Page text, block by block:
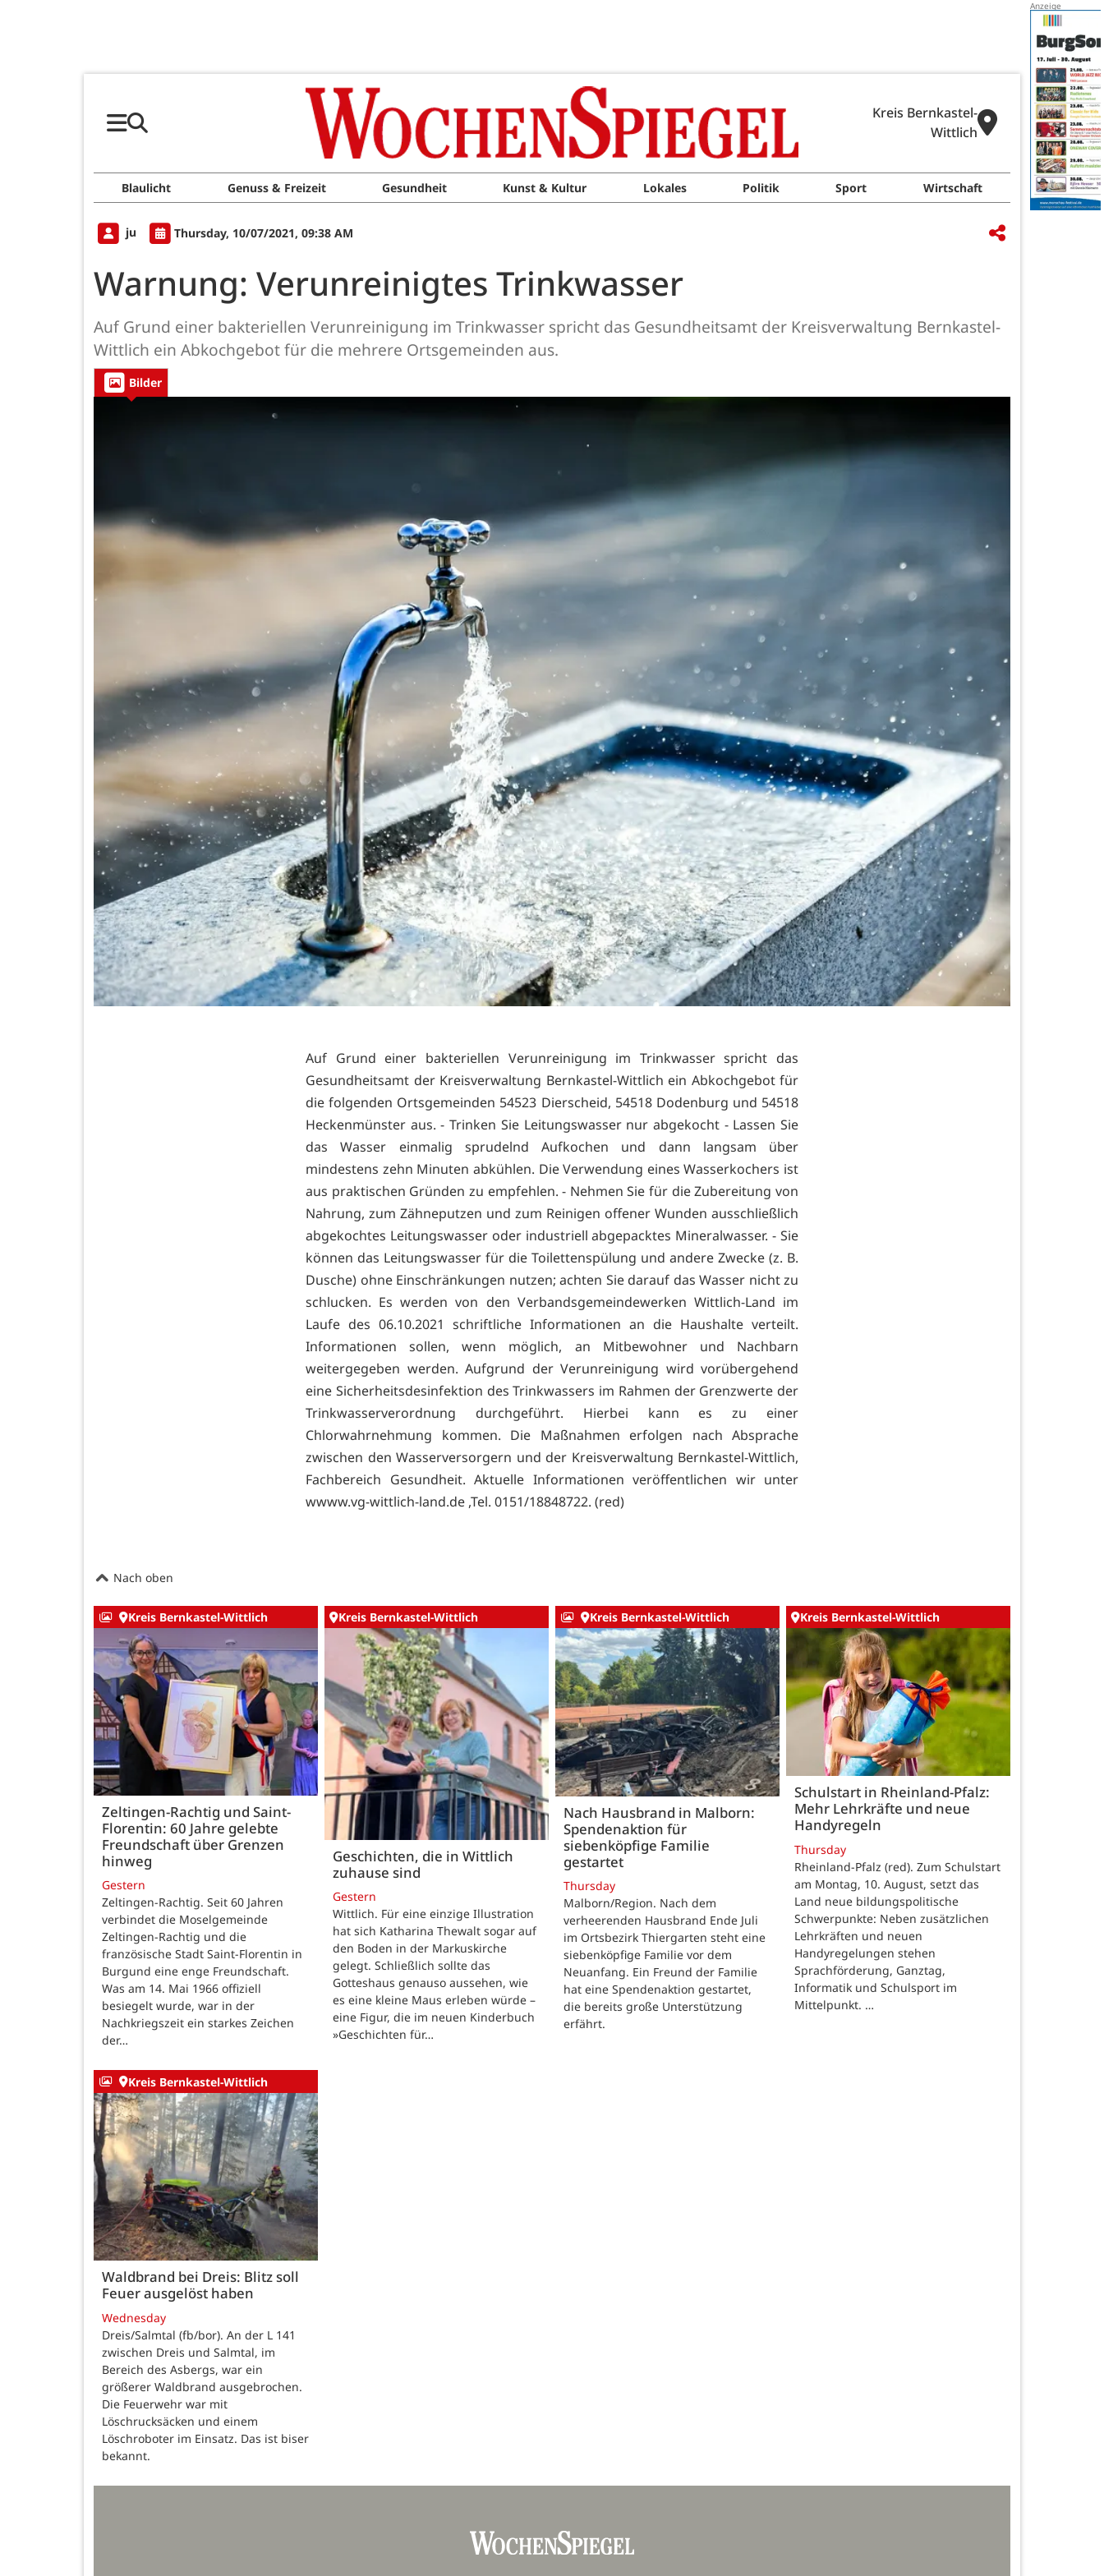
Kreis Bernkastel-
Wittlich
Blaulicht Genuss & Freizeit Gesundheit Kunst & Kultur Lokales Politik Sport Wirtschaft
ju Thursday, 10/07/2021, 09:38 AM
Warnung: Verunreinigtes Trinkwasser
Auf Grund einer bakteriellen Verunreinigung im Trinkwasser spricht das Gesundheitsamt der Kreisverwaltung Bernkastel-
Wittlich ein Abkochgebot für die mehrere Ortsgemeinden aus.
Bilder
Auf Grund einer bakteriellen Verunreinigung im Trinkwasser spricht das
Gesundheitsamt der Kreisverwaltung Bernkastel-Wittlich ein Abkochgebot für
die folgenden Ortsgemeinden 54523 Dierscheid, 54518 Dodenburg und 54518
Heckenmünster aus. - Trinken Sie Leitungswasser nur abgekocht - Lassen Sie
das Wasser einmalig sprudelnd Aufkochen und dann langsam über
mindestens zehn Minuten abkühlen. Die Verwendung eines Wasserkochers ist
aus praktischen Gründen zu empfehlen. - Nehmen Sie für die Zubereitung von
Nahrung, zum Zähneputzen und zum Reinigen offener Wunden ausschließlich
abgekochtes Leitungswasser oder industriell abgepacktes Mineralwasser. - Sie
können das Leitungswasser für die Toilettenspülung und andere Zwecke (z. B.
Dusche) ohne Einschränkungen nutzen; achten Sie darauf das Wasser nicht zu
schlucken. Es werden von den Verbandsgemeindewerken Wittlich-Land im
Laufe des 06.10.2021 schriftliche Informationen an die Haushalte verteilt.
Informationen sollen, wenn möglich, an Mitbewohner und Nachbarn
weitergegeben werden. Aufgrund der Verunreinigung wird vorübergehend
eine Sicherheitsdesinfektion des Trinkwassers im Rahmen der Grenzwerte der
Trinkwasserverordnung durchgeführt. Hierbei kann es zu einer
Chlorwahrnehmung kommen. Die Maßnahmen erfolgen nach Absprache
zwischen den Wasserversorgern und der Kreisverwaltung Bernkastel-Wittlich,
Fachbereich Gesundheit. Aktuelle Informationen veröffentlichen wir unter
wwww.vg-wittlich-land.de ,Tel. 0151/18848722. (red)
Nach oben
Kreis Bernkastel-Wittlich
Zeltingen-Rachtig und Saint-
Florentin: 60 Jahre gelebte
Freundschaft über Grenzen
hinweg
Gestern
Zeltingen-Rachtig. Seit 60 Jahren
verbindet die Moselgemeinde
Zeltingen-Rachtig und die
französische Stadt Saint-Florentin in
Burgund eine enge Freundschaft.
Was am 14. Mai 1966 offiziell
besiegelt wurde, war in der
Nachkriegszeit ein starkes Zeichen
der…
Kreis Bernkastel-Wittlich
Geschichten, die in Wittlich
zuhause sind
Gestern
Wittlich. Für eine einzige Illustration
hat sich Katharina Thewalt sogar auf
den Boden in der Markuskirche
gelegt. Schließlich sollte das
Gotteshaus genauso aussehen, wie
es eine kleine Maus erleben würde –
eine Figur, die im neuen Kinderbuch
»Geschichten für…
Kreis Bernkastel-Wittlich
Nach Hausbrand in Malborn:
Spendenaktion für
siebenköpfige Familie
gestartet
Thursday
Malborn/Region. Nach dem
verheerenden Hausbrand Ende Juli
im Ortsbezirk Thiergarten steht eine
siebenköpfige Familie vor dem
Neuanfang. Ein Freund der Familie
hat eine Spendenaktion gestartet,
die bereits große Unterstützung
erfährt.
Kreis Bernkastel-Wittlich
Schulstart in Rheinland-Pfalz:
Mehr Lehrkräfte und neue
Handyregeln
Thursday
Rheinland-Pfalz (red). Zum Schulstart
am Montag, 10. August, setzt das
Land neue bildungspolitische
Schwerpunkte: Neben zusätzlichen
Lehrkräften und neuen
Handyregelungen stehen
Sprachförderung, Ganztag,
Informatik und Schulsport im
Mittelpunkt. …
Kreis Bernkastel-Wittlich
Waldbrand bei Dreis: Blitz soll
Feuer ausgelöst haben
Wednesday
Dreis/Salmtal (fb/bor). An der L 141
zwischen Dreis und Salmtal, im
Bereich des Asbergs, war ein
größerer Waldbrand ausgebrochen.
Die Feuerwehr war mit
Löschrucksäcken und einem
Löschroboter im Einsatz. Das ist biser
bekannt.